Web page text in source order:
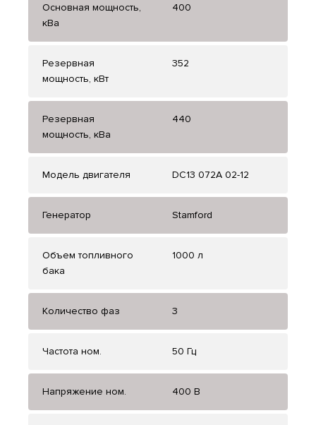
Основная мощность,
кВа
400
Резервная
мощность, кВт
352
Резервная
мощность, кВа
440
Модель двигателя DС13 072A 02-12
Генератор Stamford
Объем топливного
бака
1000 л
Количество фаз 3
Частота ном. 50 Гц
Напряжение ном. 400 В